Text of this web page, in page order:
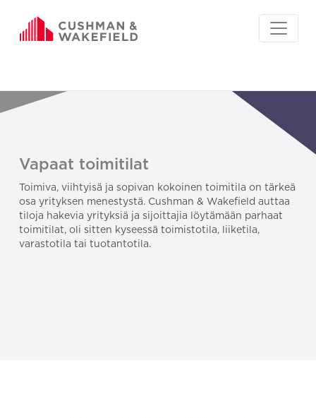
Vapaat toimitilat
Toimiva, viihtyisä ja sopivan kokoinen toimitila on tärkeä
osa yrityksen menestystä. Cushman & Wakefield auttaa
tiloja hakevia yrityksiä ja sijoittajia löytämään parhaat
toimitilat, oli sitten kyseessä toimistotila, liiketila,
varastotila tai tuotantotila.